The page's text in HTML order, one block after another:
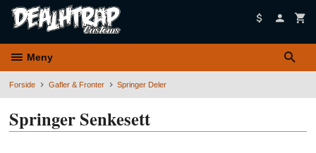
Meny
Forside Gafler & Fronter Springer Deler
Springer Senkesett